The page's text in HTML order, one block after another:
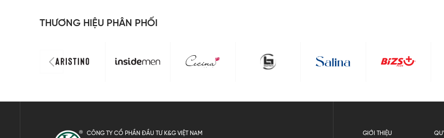
THƯƠNG HIỆU PHÂN PHỐI
CÔNG TY CỔ PHẦN ĐẦU TƯ K&G VIỆT NAM GIỚI THIỆU